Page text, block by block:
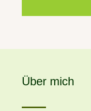
Über mich